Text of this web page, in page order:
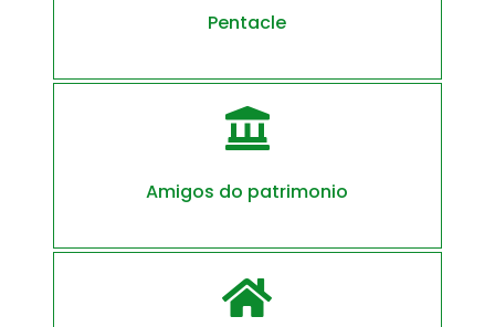
Pentacle

Amigos do patrimonio
